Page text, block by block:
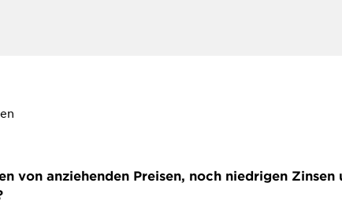
von anziehenden Preisen, noch niedrigen